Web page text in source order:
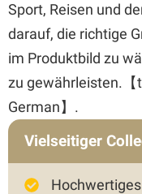
Sport, Reisen und
darauf, die richtige
im Produktbild zu
zu gewährleisten.
German】.
Vielseitiger